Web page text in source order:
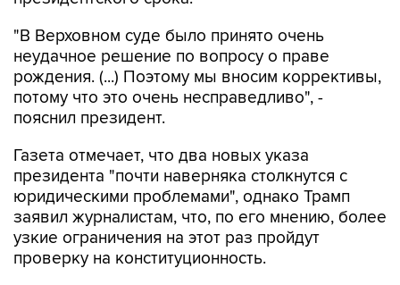
"В Верховном суде было принято очень
неудачное решение по вопросу о праве
рождения. (...) Поэтому мы вносим коррективы,
потому что это очень несправедливо", -
пояснил президент.
Газета отмечает, что два новых указа
президента "почти наверняка столкнутся с
юридическими проблемами", однако Трамп
заявил журналистам, что, по его мнению, более
узкие ограничения на этот раз пройдут
проверку на конституционность.